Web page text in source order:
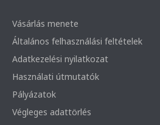
Vásárlás menete
Általános felhasználási feltételek
Adatkezelési nyilatkozat
Használati útmutatók
Pályázatok
Végleges adattörlés